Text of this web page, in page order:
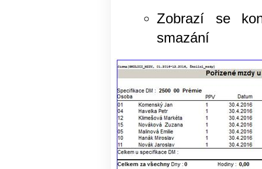
Zobrazí se
smazání